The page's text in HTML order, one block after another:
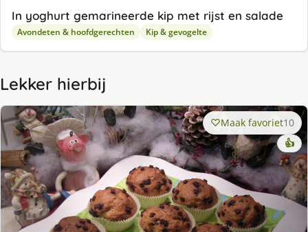
In yoghurt gemarineerde kip met rijst en salade
Avondeten & hoofdgerechten Kip & gevogelte
Lekker hierbij
Maak favoriet10
👍